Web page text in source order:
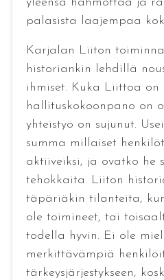
palasista laajempaa
Karjalan Liiton
historiankin lehdillä
ihmiset. Kuka Liittoa on
hallituskokoonpano on
yhteistyö on sujunut.
summa millaiset
aktiiveiksi, ja ovatko he
tehokkaita. Liiton
täpäriäkin tilanteita,
ole toimineet, tai
todella hyvin. Ei ole
merkittävämpiä
tärkeysjärjestykseen,